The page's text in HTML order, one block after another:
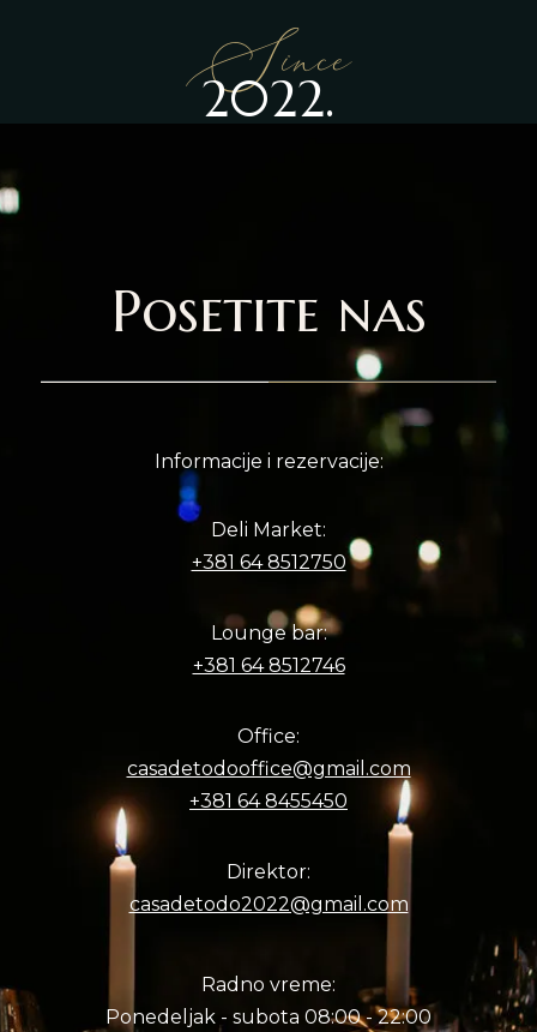
Since
2022.
Posetite nas
Informacije i rezervacije:
Deli Market:
+381 64 8512750
Lounge bar:
+381 64 8512746
Office:
casadetodooffice@gmail.com
+381 64 8455450
Direktor:
casadetodo2022@gmail.com
Radno vreme:
Ponedeljak - subota 08:00 - 22:00